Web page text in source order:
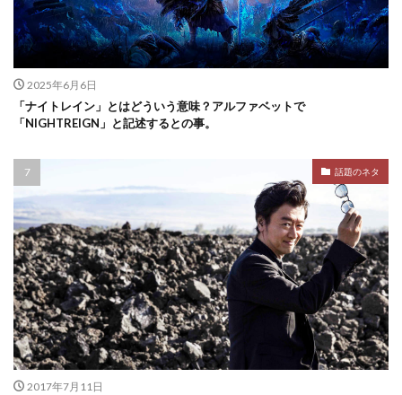
2025年6月6日
「ナイトレイン」とはどういう意味？アルファベットで
「NIGHTREIGN」と記述するとの事。
話題のネタ
2017年7月11日